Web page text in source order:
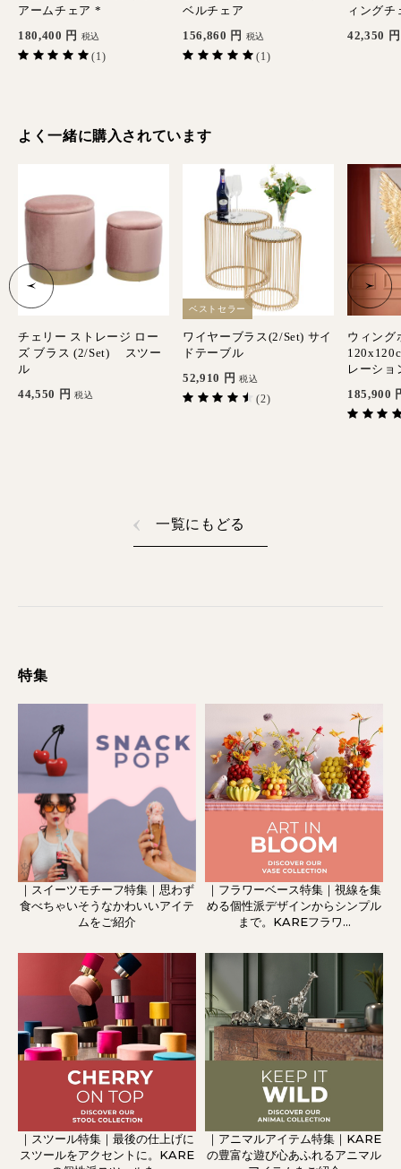
アームチェア *
180,400 円 税込
(1)
ベルチェア
156,860 円 税込
(1)
ィングチ
42,350 円
よく一緒に購入されています
チェリー ストレージ ロー
ズ ブラス (2/Set) スツー
ル
44,550 円 税込
ベストセラー
ワイヤーブラス(2/Set) サイ
ドテーブル
52,910 円 税込
(2)
ウィング
レーショ
185,900
一覧にもどる
特集
｜スイーツモチーフ特集｜思わず
食べちゃいそうなかわいいアイテ
ムをご紹介
｜フラワーベース特集｜視線を集
める個性派デザインからシンプル
まで。KAREフラワ...
｜スツール特集｜最後の仕上げに
スツールをアクセントに。KARE
｜アニマルアイテム特集｜KARE
の豊富な遊び心あふれるアニマル